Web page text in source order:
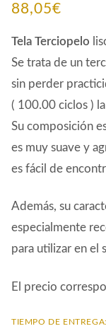
88,05€
Tela Terciopelo
Se trata de un
sin perder
( 100.00 ciclos )
Su composición
es muy suave y
es fácil de
Además, su
especialmente
para utilizar en el
El precio
TIEMPO DE